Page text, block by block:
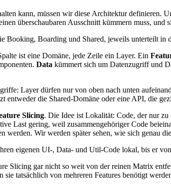
kann, müssen wir diese Architektur definieren.
überschaubaren Ausschnitt kümmern muss,
ist eine Domäne, jede Zeile ein Layer. Ein
Data kümmert sich um Datenzugriff und
Layer dürfen nur von oben nach unten
entweder die Shared-Domäne oder eine API, die
Slicing. Die Idee ist Lokalität: Code, der nur
Last gering, weil zusammengehöriger Code
werden. Wir werden später sehen, wie sich genau
Slicing gar nicht so weit von der reinen Matrix
sie tatsächlich von mehreren Features benötigt